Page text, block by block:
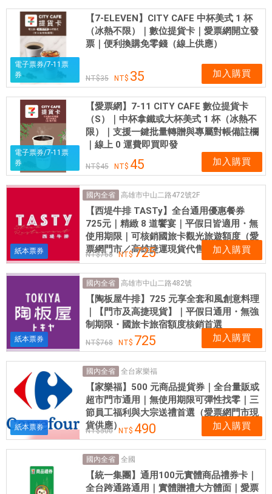
電子票券/7-11票
券
【7-ELEVEN】CITY CAFE 中杯美式 1 杯
（冰熱不限）｜數位提貨卡｜愛票網開立發
票｜便利換購免零錢（線上供應）
35 35 加入購買
電子票券/7-11票
券
【愛票網】7-11 CITY CAFE 數位提貨卡
（S）｜中杯拿鐵或大杯美式 1 杯（冰熱不
限）｜支援一鍵批量轉贈與專屬對帳備註欄
｜線上 0 運費即買即發
45 45 加入購買
紙本票券
國內全省 高雄市中山二路472號2F
【西堤牛排 TASTy】全台通用優惠餐券
725元｜精緻 8 道饗宴｜平假日皆適用・無
使用期限｜可核銷國旅卡觀光旅遊額度（愛
票網門市／高雄捷運現貨代售）
768 725 加入購買
紙本票券
國內全省 高雄市中山二路482號
【陶板屋牛排】725 元享全套和風創意料理
｜【門市及高捷現貨】｜平假日通用・無強
制期限・國旅卡旅宿額度核銷首選
768 725 加入購買
紙本票券
國內全省 全台家樂福
【家樂福】500 元商品提貨券｜全台量販或
超市門市通用｜無使用期限可彈性找零｜三
節員工福利與大宗送禮首選（愛票網門市現
貨供應）
500 490 加入購買
國內全省 全國
【統一集團】通用100元實體商品禮券卡｜
全台跨通路通用｜實體贈禮大方體面｜愛票